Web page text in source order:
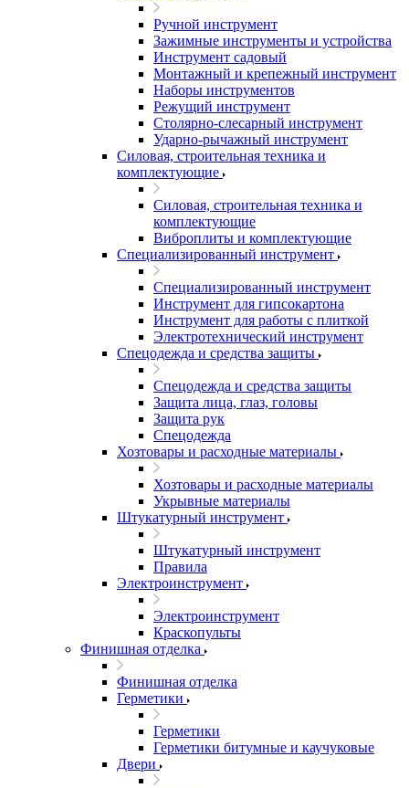
Ручной инструмент
Зажимные инструменты и устройства
Инструмент садовый
Монтажный и крепежный инструмент
Наборы инструментов
Режущий инструмент
Столярно-слесарный инструмент
Ударно-рычажный инструмент
Силовая, строительная техника и
комплектующие
Силовая, строительная техника и
комплектующие
Виброплиты и комплектующие
Специализированный инструмент
Специализированный инструмент
Инструмент для гипсокартона
Инструмент для работы с плиткой
Электротехнический инструмент
Спецодежда и средства защиты
Спецодежда и средства защиты
Защита лица, глаз, головы
Защита рук
Спецодежда
Хозтовары и расходные материалы
Хозтовары и расходные материалы
Укрывные материалы
Штукатурный инструмент
Штукатурный инструмент
Правила
Электроинструмент
Электроинструмент
Краскопульты
Финишная отделка
Финишная отделка
Герметики
Герметики
Герметики битумные и каучуковые
Двери